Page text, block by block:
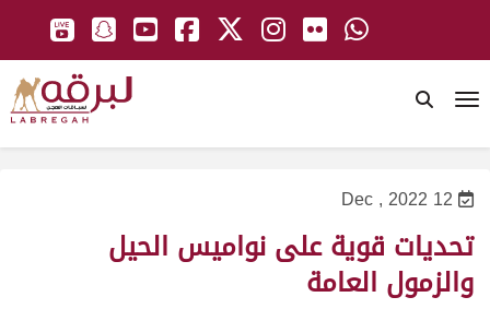
12 Dec , 2022
تحديات قوية على نواميس الحيل
والزمول العامة